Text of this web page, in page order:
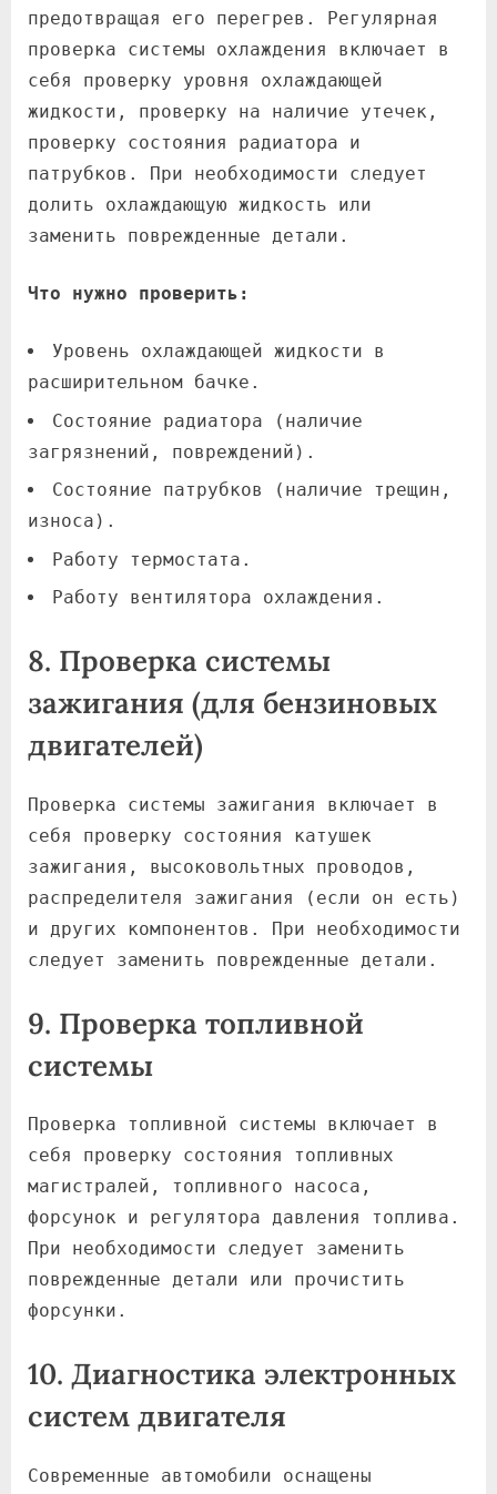
предотвращая его перегрев. Регулярная
проверка системы охлаждения включает в
себя проверку уровня охлаждающей
жидкости, проверку на наличие утечек,
проверку состояния радиатора и
патрубков. При необходимости следует
долить охлаждающую жидкость или
заменить поврежденные детали.
Что нужно проверить:
Уровень охлаждающей жидкости в
расширительном бачке.
Состояние радиатора (наличие
загрязнений, повреждений).
Состояние патрубков (наличие трещин,
износа).
Работу термостата.
Работу вентилятора охлаждения.
8. Проверка системы
зажигания (для бензиновых
двигателей)
Проверка системы зажигания включает в
себя проверку состояния катушек
зажигания, высоковольтных проводов,
распределителя зажигания (если он есть)
и других компонентов. При необходимости
следует заменить поврежденные детали.
9. Проверка топливной
системы
Проверка топливной системы включает в
себя проверку состояния топливных
магистралей, топливного насоса,
форсунок и регулятора давления топлива.
При необходимости следует заменить
поврежденные детали или прочистить
форсунки.
10. Диагностика электронных
систем двигателя
Современные автомобили оснащены